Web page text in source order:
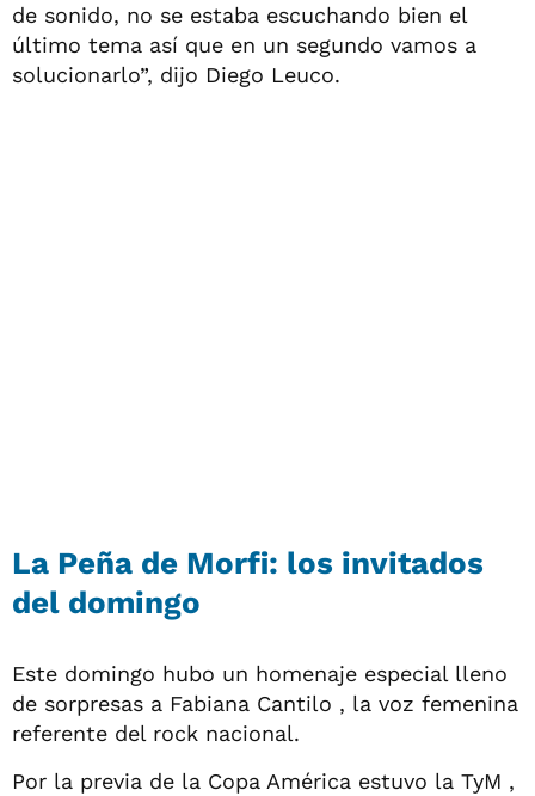
de sonido, no se estaba escuchando bien el
último tema así que en un segundo vamos a
solucionarlo”, dijo Diego Leuco.
La Peña de Morfi: los invitados
del domingo
Este domingo hubo un homenaje especial lleno
de sorpresas a Fabiana Cantilo , la voz femenina
referente del rock nacional.
Por la previa de la Copa América estuvo la TyM ,